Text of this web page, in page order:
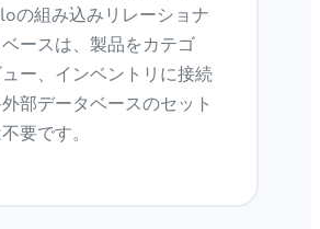
の組み込みリレーショナ
ースは、製品をカテゴ
ー、インベントリに接続
部データベースのセット
要です。